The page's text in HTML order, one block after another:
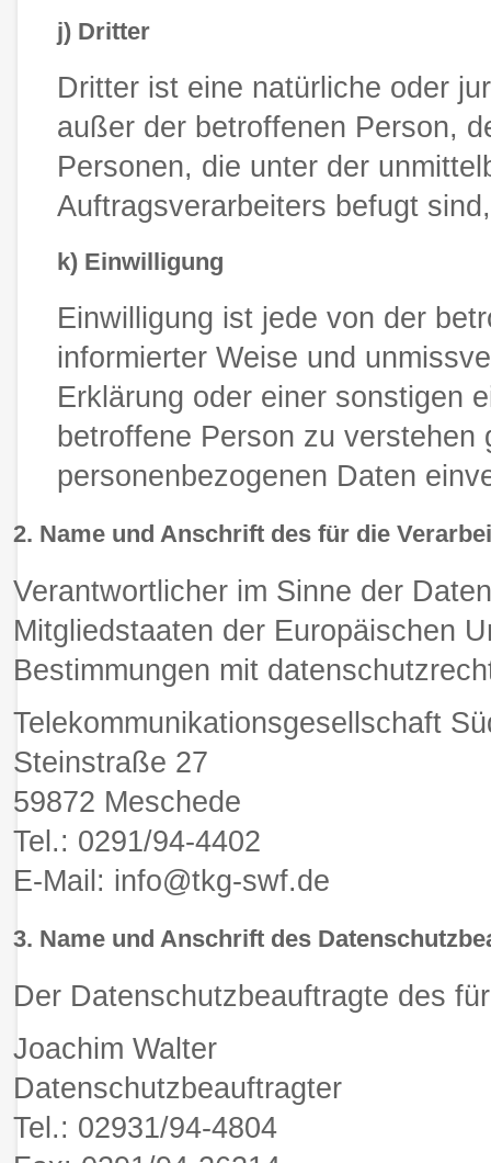
j) Dritter
Dritter ist eine natürliche oder
außer der betroffenen Person,
Personen, die unter der
Auftragsverarbeiters befugt
k) Einwilligung
Einwilligung ist jede von der
informierter Weise und
Erklärung oder einer sonstigen
betroffene Person zu
personenbezogenen Daten
2. Name und Anschrift des für die
Verantwortlicher im Sinne der
Mitgliedstaaten der Europäischen
Bestimmungen mit
Telekommunikationsgesellschaft
Steinstraße 27
59872 Meschede
Tel.: 0291/94-4402
E-Mail: info@tkg-swf.de
3. Name und Anschrift des
Der Datenschutzbeauftragte des
Joachim Walter
Datenschutzbeauftragter
Tel.: 02931/94-4804